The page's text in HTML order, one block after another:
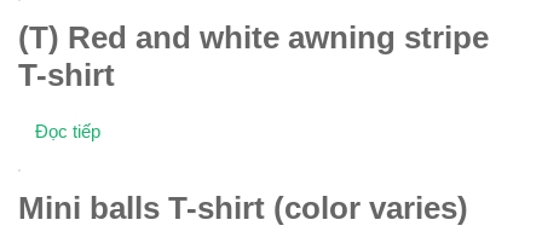
(T) Red and white awning stripe
T-shirt
Đọc tiếp
Mini balls T-shirt (color varies)